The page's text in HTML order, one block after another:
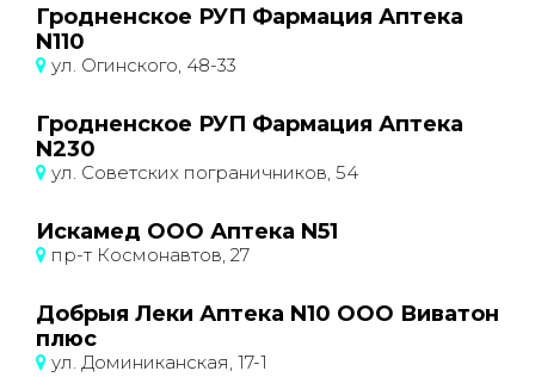
Гродненское РУП Фармация Аптека
N110
ул. Огинского, 48-33
Гродненское РУП Фармация Аптека
N230
ул. Советских пограничников, 54
Искамед ООО Аптека N51
пр-т Космонавтов, 27
Добрыя Леки Аптека N10 ООО Виватон
плюс
ул. Доминиканская, 17-1